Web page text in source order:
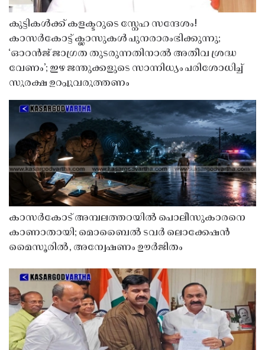
കുട്ടികൾക്ക് കളക്ടറുടെ സ്നേഹ സന്ദേശം!
കാസർകോട്ട് ക്ലാസുകൾ പുനരാരംഭിക്കുന്നു;
‘ഓറൻജ് ജാഗ്രത തുടരുന്നതിനാൽ അതീവ ശ്രദ്ധ
വേണം’; ഇഴ ജന്തുക്കളുടെ സാന്നിധ്യം പരിശോധിച്ച്
സുരക്ഷ ഉറപ്പുവരുത്തണം
കാസർകോട് അമ്പലത്തറയിൽ പൊലീസുകാരനെ
കാണാതായി; മൊബൈൽ ടവർ ലൊക്കേഷൻ
മൈസൂരിൽ, അന്വേഷണം ഊർജിതം